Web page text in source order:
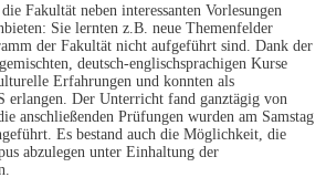
Fakultät neben interessanten Vorlesungen
Sie lernten z.B. neue Themenfelder
der Fakultät nicht aufgeführt sind. Dank der
deutsch-englischsprachigen Kurse
Erfahrungen und konnten als
erlangen. Der Unterricht fand ganztägig von
anschließenden Prüfungen wurden am Samstag
Es bestand auch die Möglichkeit, die
abzulegen unter Einhaltung der